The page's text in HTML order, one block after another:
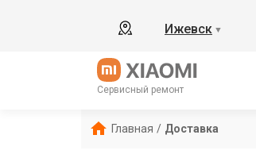
Ижевск ▼
Сервисный ремонт
Главная / Доставка